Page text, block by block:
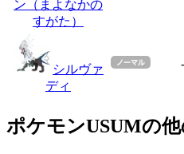
ン（まよなかの
すがた）
シルヴァ
ディ
-
ポケモンUSUMの